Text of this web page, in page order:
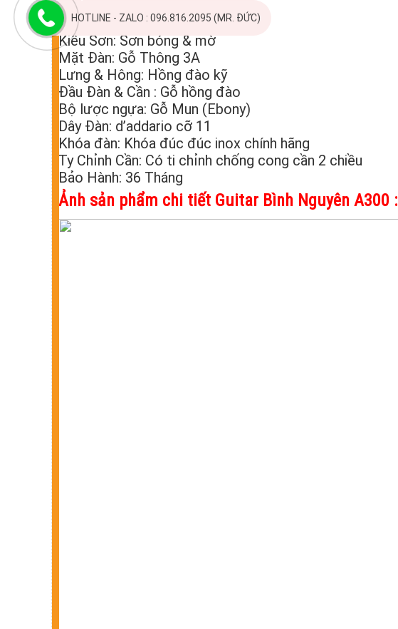
Xuất Xứ : Việt Nam
Kiểu Dáng: A khuyết
Kiểu Sơn: Sơn bóng & mờ
Mặt Đàn: Gỗ Thông 3A
Lưng & Hông: Hồng đào kỹ
Đầu Đàn & Cần : Gỗ hồng đào
Bộ lược ngựa: Gỗ Mun (Ebony)
Dây Đàn: d’addario cỡ 11
Khóa đàn: Khóa đúc đúc inox chính hãng
Ty Chỉnh Cần: Có ti chỉnh chống cong cần 2 chiều
Bảo Hành: 36 Tháng
Ảnh sản phẩm chi tiết Guitar Bình Nguyên A300 :
HOTLINE - ZALO : 096.816.2095 (MR. ĐỨC)